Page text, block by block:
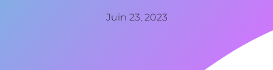
Juin 23, 2023